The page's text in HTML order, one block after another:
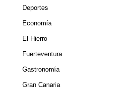
Deportes
Economía
El Hierro
Fuerteventura
Gastronomía
Gran Canaria